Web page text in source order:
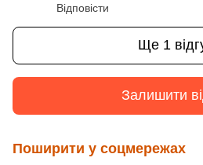
Відповісти
Ще 1
Залишити
Поширити у соцмережах